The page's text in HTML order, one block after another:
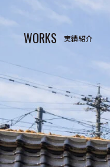
WORKS 実績紹介